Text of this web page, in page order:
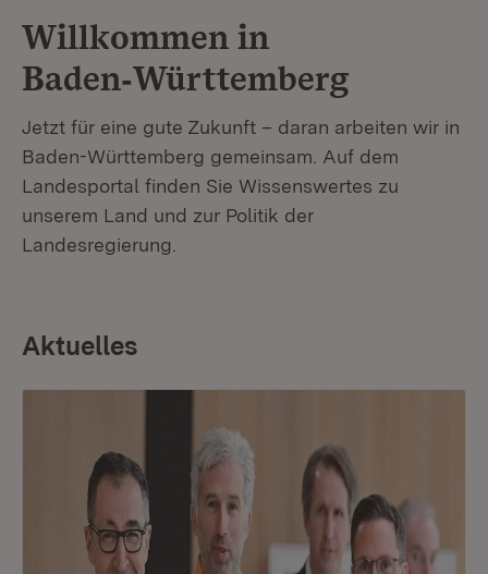
Willkommen in
Baden‑Württemberg
Jetzt für eine gute Zukunft – daran arbeiten wir in
Baden-Württemberg gemeinsam. Auf dem
Landesportal finden Sie Wissenswertes zu
unserem Land und zur Politik der
Landesregierung.
Aktuelles